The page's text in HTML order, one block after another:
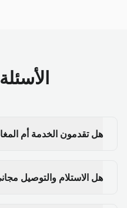
هل تقدمون الخدمة أم
هل الاستلام والتوصيل